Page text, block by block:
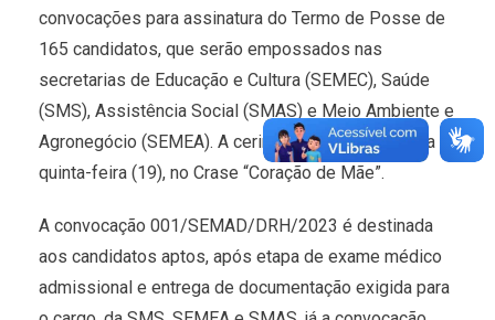
convocações para assinatura do Termo de Posse de
165 candidatos, que serão empossados nas
secretarias de Educação e Cultura (SEMEC), Saúde
(SMS), Assistência Social (SMAS) e Meio Ambiente e
Agronegócio (SEMEA). A cerimônia será na próxima
quinta-feira (19), no Crase “Coração de Mãe”.
A convocação 001/SEMAD/DRH/2023 é destinada
aos candidatos aptos, após etapa de exame médico
admissional e entrega de documentação exigida para